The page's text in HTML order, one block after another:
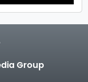
Group